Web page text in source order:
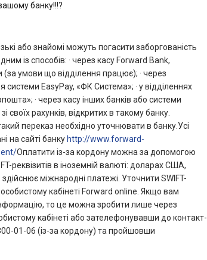
банку!!!?
або знайомі можуть погасити заборгованість
із способів: · через касу Forward Bank,
умови що відділення працює); · через
системи EasyPay, «ФК Система»; · у відділеннях
· через касу інших банків або системи
своїх рахунків, відкритих в такому банку.
такий переказ необхідно уточнювати в банку.Усі
на сайті банку http://www.forward-
Оплатити із-за кордону можна за допомогою
реквізитів в іноземній валюті: доларах США,
міжнародні платежі. Уточнити SWIFT-
кабінеті Forward online. Якщо вам
то це можна зробити лише через
кабінеті або зателефонувавши до контакт-
01-06 (із-за кордону) та пройшовши